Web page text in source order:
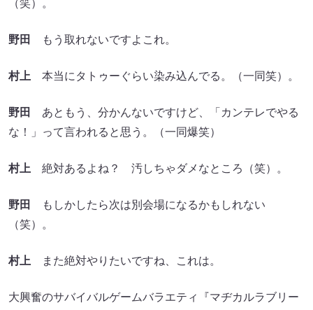
（笑）。
野田 もう取れないですよこれ。
村上 本当にタトゥーぐらい染み込んでる。（一同笑）。
野田
あともう、分かんないですけど、「カンテレでやる
な！」って言われると思う。（一同爆笑）
村上 絶対あるよね？ 汚しちゃダメなところ（笑）。
野田
もしかしたら次は別会場になるかもしれない
（笑）。
村上 また絶対やりたいですね、これは。
大興奮のサバイバルゲームバラエティ『マヂカルラブリー